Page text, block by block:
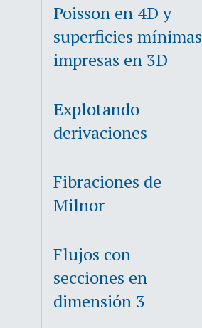
Poisson en 4D y
superficies mínimas
impresas en 3D
Explotando
derivaciones
Fibraciones de
Milnor
Flujos con
secciones en
dimensión 3